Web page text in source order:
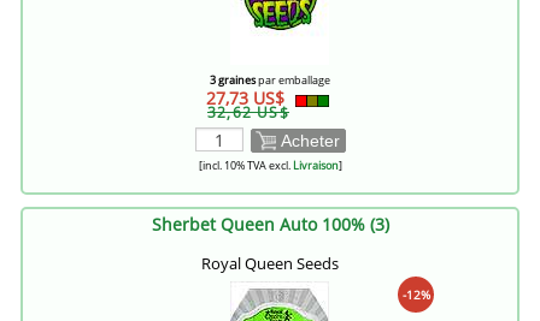
3 grainespar emballage
27,73 US$
32,62 US$
Acheter
[incl. 10% TVA excl.Livraison]
Sherbet Queen Auto 100% (3)
Royal Queen Seeds
-12%